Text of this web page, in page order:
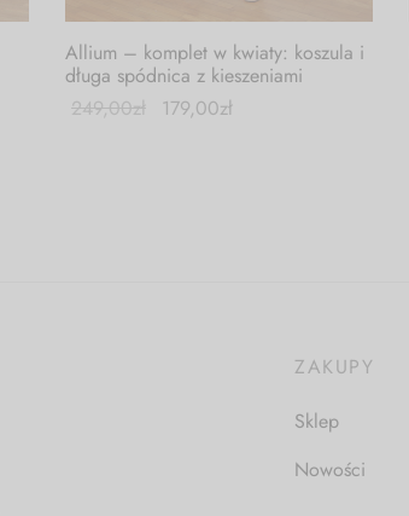
Allium – komplet w kwiaty: koszula i
długa spódnica z kieszeniami
249,00zł 179,00zł
ZAKUPY
Sklep
Nowości